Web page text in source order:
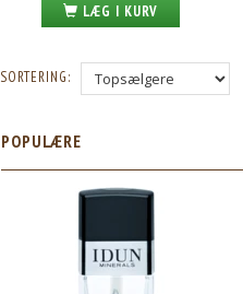
LÆG I KURV
SORTERING:
POPULÆRE